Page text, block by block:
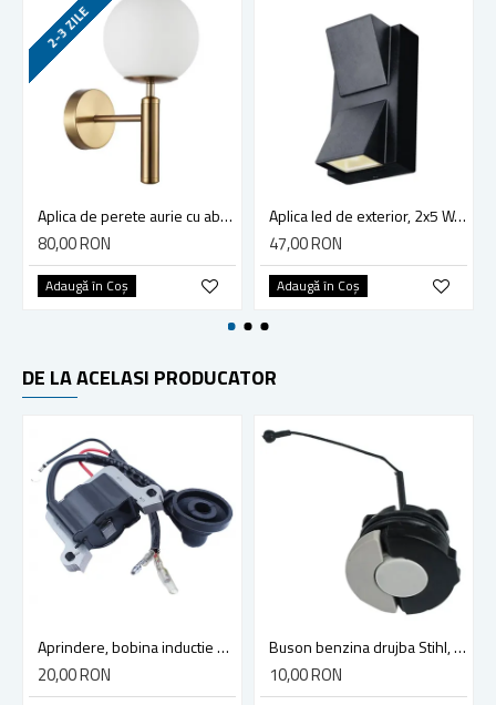
2-3 ZILE
Aplica de perete aurie cu abajur alb
80,00 RON
Adaugă în Coş
Aplica led de exterior, 2x5 W, negru, sticla si metal, culoare alb rece 6500K
47,00 RON
Adaugă în Coş
DE LA ACELASI PRODUCATOR
Aprindere, bobina inductie motocoasa chinezeasca TL43 TL 52, Ruris Dac 210, Dac 310
20,00 RON
Buson benzina drujba Stihl, model cu clapeta
10,00 RON